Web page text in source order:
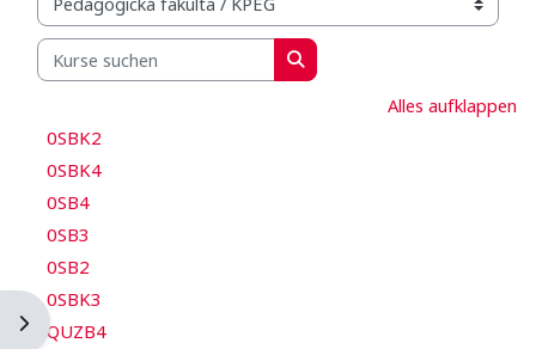
Blockleiste öffnen
Kursbereiche
Kurse suchen
Kurse suchen
Alles aufklappen
0SBK2
0SBK4
0SB4
0SB3
0SB2
0SBK3
QUZB4